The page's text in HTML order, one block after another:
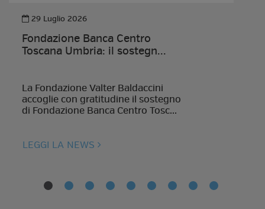
29 Luglio 2026
Fondazione Banca Centro
Toscana Umbria: il sostegn...
La Fondazione Valter Baldaccini
accoglie con gratitudine il sostegno
di Fondazione Banca Centro Tosc...
LEGGI LA NEWS